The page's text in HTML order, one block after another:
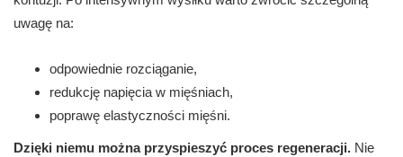
uwagę na:
odpowiednie rozciąganie,
redukcję napięcia w mięśniach,
poprawę elastyczności mięśni.
Dzięki niemu można przyspieszyć proces regeneracji. Nie